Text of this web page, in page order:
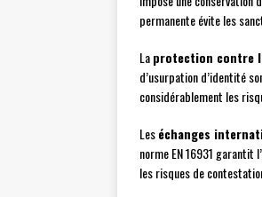
permanente évite les
Laprotection contre
d’usurpation d’identité
considérablement les
Leséchanges
norme EN 16931
les risques de